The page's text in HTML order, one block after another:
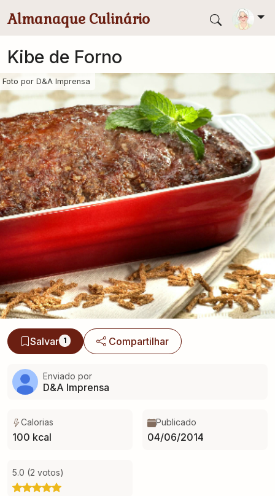
Almanaque Culinário
Kibe de Forno
Foto por D&A Imprensa
Salvar 1 Compartilhar
Enviado por
D&A Imprensa
Calorias
100 kcal
Publicado
04/06/2014
5.0 (2 votos)